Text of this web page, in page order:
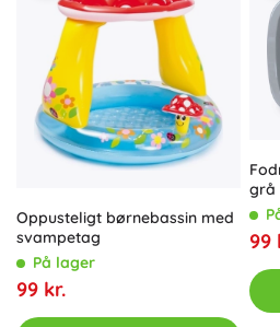
Oppusteligt børnebassin med
svampetag
På lager
99 kr.
grå
99